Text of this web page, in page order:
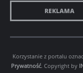
REKLAMA
Korzystanie z portalu
Prywatność. Copyright by